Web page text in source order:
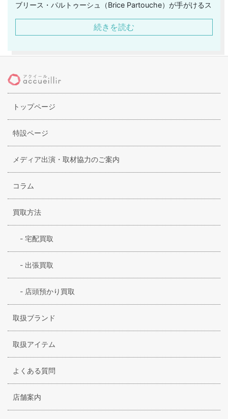
ブリース・パルトゥーシュ（Brice Partouche）が手がけるス
タイルは、メンズ・ウィメンズという既成の枠を超え、世界
中の人々に広く支持されています。
ムラインとミニマルなシルエットが美しいアイテムの数々。
イションをインスパイア源となっている音楽をテーマに扱う
ことが多く、立体感のあるリアルなファッション観を垣間見
ることができます。
続きを読む
トップページ
特設ページ
メディア出演・取材協力のご案内
コラム
買取方法
- 宅配買取
- 出張買取
- 店頭預かり買取
取扱ブランド
取扱アイテム
よくある質問
店舗案内